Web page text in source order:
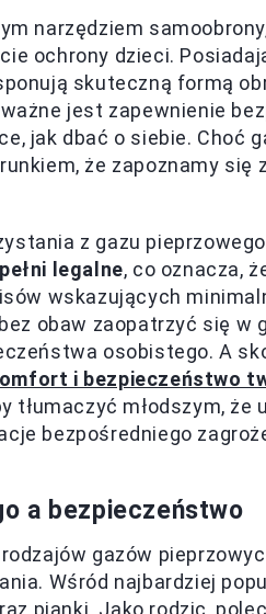
narzędziem
ochrony dzieci.
skuteczną formą
jest zapewnienie
jak dbać o siebie. Choć
że zapoznamy
z gazu
legalne, co oznacza,
wskazujących
obaw zaopatrzyć się w
osobistego. A
i bezpieczeństwo
tłumaczyć młodszym,
bezpośredniego
a bezpieczeństwo
gazów
Wśród najbardziej
pianki. Jako rodzic,